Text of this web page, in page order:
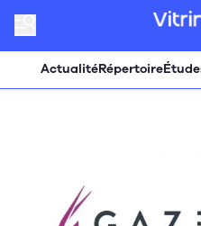
ActualitéRépertoire